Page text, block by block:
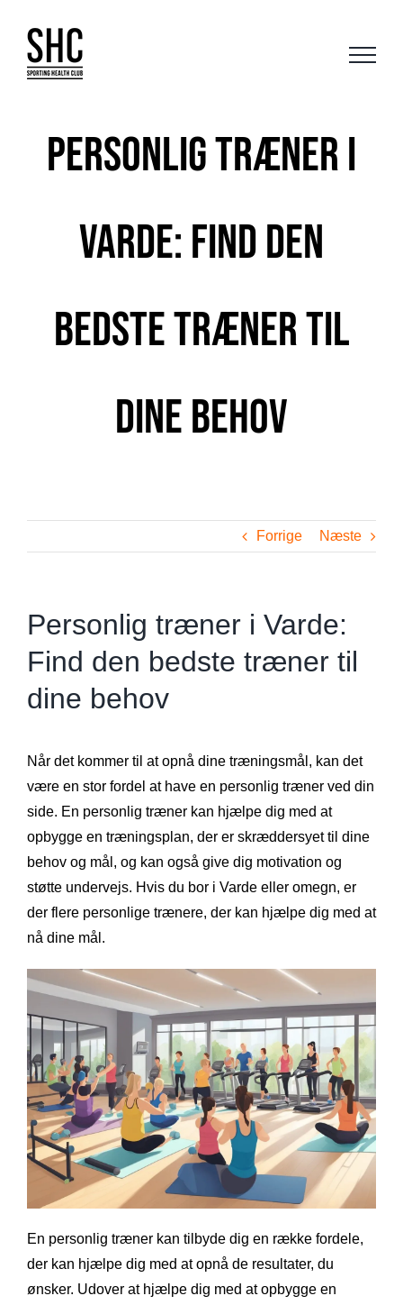
content
Personlig træner i
Varde: Find den
bedste træner til
dine behov
Forrige Næste
Personlig træner i Varde:
Find den bedste træner til
dine behov
Når det kommer til at opnå dine træningsmål, kan det
være en stor fordel at have en personlig træner ved din
side. En personlig træner kan hjælpe dig med at
opbygge en træningsplan, der er skræddersyet til dine
behov og mål, og kan også give dig motivation og
støtte undervejs. Hvis du bor i Varde eller omegn, er
der flere personlige trænere, der kan hjælpe dig med at
nå dine mål.
En personlig træner kan tilbyde dig en række fordele,
der kan hjælpe dig med at opnå de resultater, du
ønsker. Udover at hjælpe dig med at opbygge en